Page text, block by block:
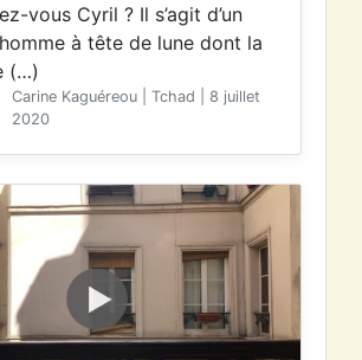
vous Cyril ? Il s’agit d’un
à tête de lune dont la
(…)
Carine Kaguéreou | Tchad | 8 juillet
2020